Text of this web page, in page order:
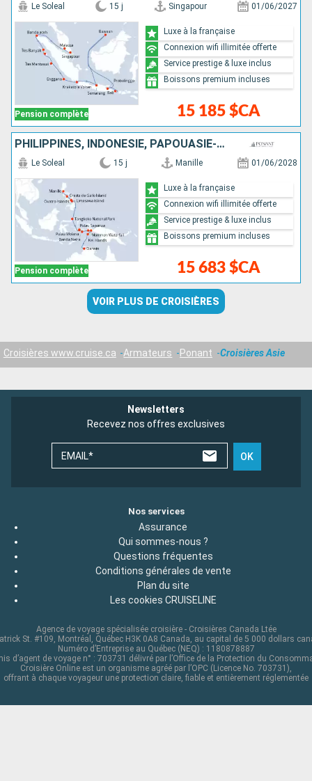
Pension complète
Le Soleal 15 j Singapour 01/06/2027
15 185 $CA
Luxe à la française
Connexion wifi illimitée offerte
Service prestige & luxe inclus
Boissons premium incluses
PHILIPPINES, INDONÉSIE, PAPOUASIE-NOUVELLE-GUINÉE, AUSTRALIE
Pension complète
Le Soleal 15 j Manille 01/06/2028
15 683 $CA
Luxe à la française
Connexion wifi illimitée offerte
Service prestige & luxe inclus
Boissons premium incluses
VOIR PLUS DE CROISIÈRES
Croisières www.cruise.ca Armateurs Ponant Croisières Asie
Newsletters
Recevez nos offres exclusives
EMAIL* OK
Nos services
Assurance
Qui sommes-nous ?
Questions fréquentes
Conditions générales de vente
Plan du site
Les cookies CRUISELINE
Agence de voyage spécialisée croisière - Croisières Canada Ltée
St. #109, Montréal, Québec H3K 0A8 Canada, au capital de 5 000 dollars
Numéro d’Entreprise au Québec (NEQ) : 1180878887
d’agent de voyage n° : 703731 délivré par l’Office de la Protection du
Croisière Online est un organisme agréé par l’OPC (Licence No. 703731),
offrant à chaque voyageur une protection claire, fiable et entièrement réglementée